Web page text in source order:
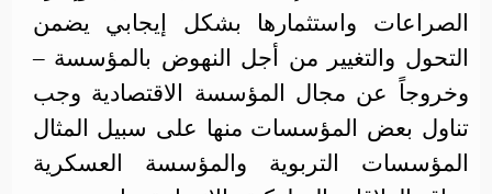
الصراعات واستثمارها بشكل إيجابي يضمن
التحول والتغيير من أجل النهوض بالمؤسسة –
وخروجاً عن مجال المؤسسة الاقتصادية وجب
تناول بعض المؤسسات منها على سبيل المثال
المؤسسات التربوية والمؤسسة العسكرية